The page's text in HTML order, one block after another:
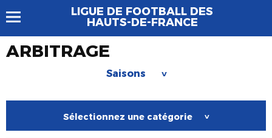
LIGUE DE FOOTBALL DES
HAUTS-DE-FRANCE
ARBITRAGE
Saisons >
Sélectionnez une catégorie >